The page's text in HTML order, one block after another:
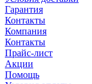
Гарантия
Контакты
Компания
Контакты
Прайс-лист
Акции
Помощь